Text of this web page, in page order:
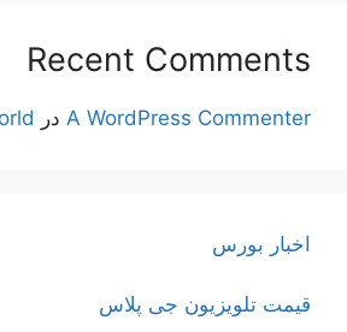
Recent Comments
A WordPress Commenter در
اخبار بورس
قیمت تلویزیون جی پلاس